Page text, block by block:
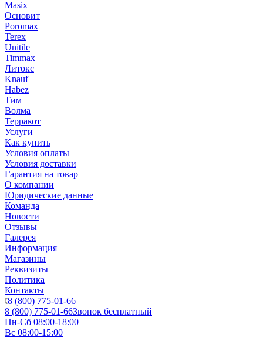
Masix
Основит
Poromax
Terex
Unitile
Timmax
Литокс
Knauf
Habez
Тим
Волма
Терракот
Услуги
Как купить
Условия оплаты
Условия доставки
Гарантия на товар
О компании
Юридические данные
Команда
Новости
Отзывы
Галерея
Информация
Магазины
Реквизиты
Политика
Контакты
8 (800) 775-01-66
8 (800) 775-01-66Звонок бесплатный
Пн-Сб 08:00-18:00
Вс 08:00-15:00